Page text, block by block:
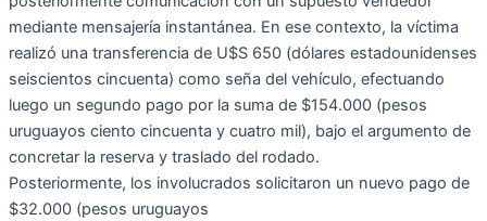
mediante mensajería instantánea. En ese contexto, la víctima
realizó una transferencia de U$S 650 (dólares estadounidenses
seiscientos cincuenta) como seña del vehículo, efectuando
luego un segundo pago por la suma de $154.000 (pesos
uruguayos ciento cincuenta y cuatro mil), bajo el argumento de
concretar la reserva y traslado del rodado.
Posteriormente, los involucrados solicitaron un nuevo pago de
$32.000 (pesos uruguayos